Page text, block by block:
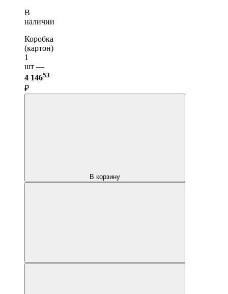
В
наличии
Коробка
(картон)
1
шт —
4 14653
₽
В корзину